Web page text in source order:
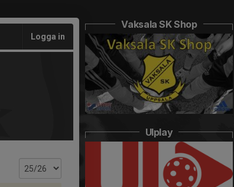
Logga in
Vaksala SK Shop
UIplay